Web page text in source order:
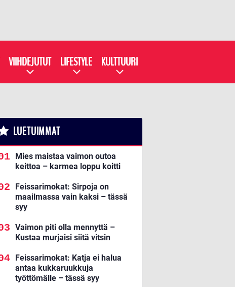
VIIHDEJUTUT LIFESTYLE KULTTUURI
LUETUIMMAT
Mies maistaa vaimon outoa
keittoa – karmea loppu koitti
Feissarimokat: Sirpoja on
maailmassa vain kaksi – tässä
syy
Vaimon piti olla mennyttä –
Kustaa murjaisi siitä vitsin
Feissarimokat: Katja ei halua
antaa kukkaruukkuja
työttömälle – tässä syy